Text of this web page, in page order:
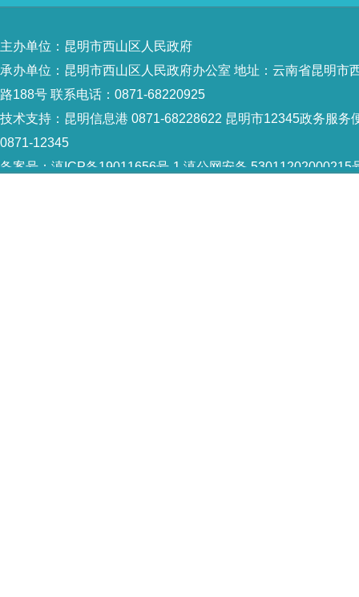
主办单位：昆明市西山区人民政府
承办单位：昆明市西山区人民政府办公室 地址：云南省昆明市
路188号 联系电话：0871-68220925
技术支持： 昆明信息港 0871-68228622 昆明市12345政务服务
0871-12345
备案号： 滇ICP备19011656号-1 滇公网安备 53011202000215